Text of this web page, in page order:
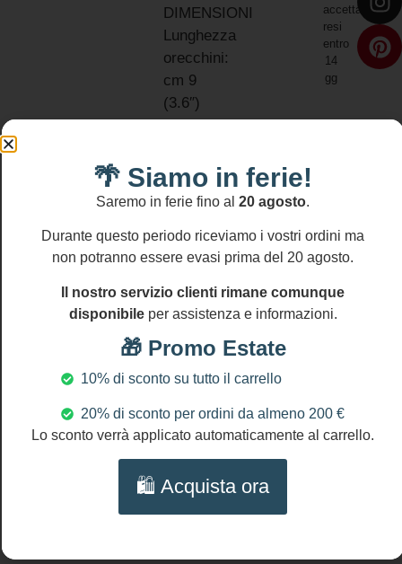
DIMENSIONI
Lunghezza
orecchini:
cm 9
(3.6″)
NICHEL
LEAD
FREE
accettano
resi
entro
14
gg
Prodotti Correlati
🌴 Siamo in ferie!
Saremo in ferie fino al 20 agosto.
Durante questo periodo riceviamo i vostri ordini ma
non potranno essere evasi prima del 20 agosto.
Il nostro servizio clienti rimane comunque
disponibileper assistenza e informazioni.
🎁 Promo Estate
10% di sconto su tutto il carrello
20% di sconto per ordini da almeno 200 €
Lo sconto verrà applicato automaticamente al carrello.
🛍️ Acquista ora